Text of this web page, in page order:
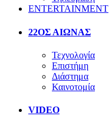
ENTERTAINMENT
22ΟΣ ΑΙΩΝΑΣ
Τεχνολογία
Επιστήμη
Διάστημα
Καινοτομία
VIDEO